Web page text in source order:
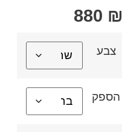
880 ₪
צבע
הספק